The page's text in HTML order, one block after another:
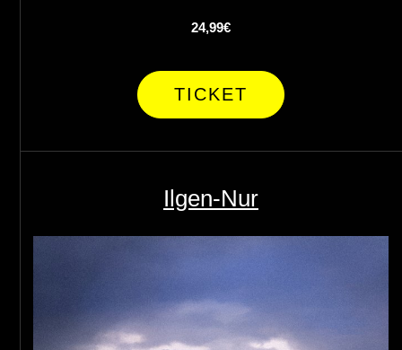
24,99€
TICKET
Ilgen-Nur